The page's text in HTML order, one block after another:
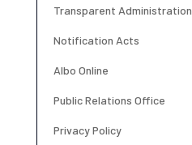
Transparent Administration
Notification Acts
Albo Online
Public Relations Office
Privacy Policy